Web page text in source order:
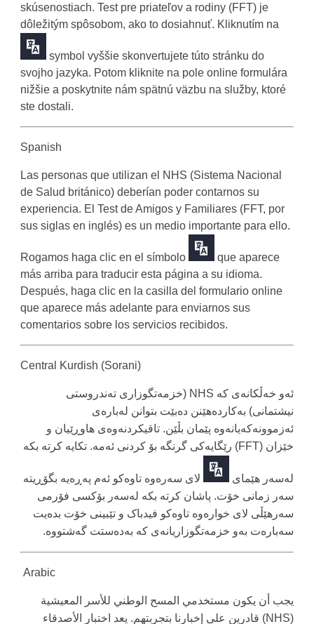
skúsenostiach. Test pre priateľov a rodiny (FFT) je
dôležitým spôsobom, ako to dosiahnuť. Kliknutím na
symbol vyššie skonvertujete túto stránku do
svojho jazyka. Potom kliknite na pole online formulára
nižšie a poskytnite nám spätnú väzbu na služby, ktoré
ste dostali.
Spanish
Las personas que utilizan el NHS (Sistema Nacional
de Salud británico) deberían poder contarnos su
experiencia. El Test de Amigos y Familiares (FFT, por
sus siglas en inglés) es un medio importante para ello.
Rogamos haga clic en el símbolo
que aparece
más arriba para traducir esta página a su idioma.
Después, haga clic en la casilla del formulario online
que aparece más adelante para enviarnos sus
comentarios sobre los servicios recibidos.
Central Kurdish (Sorani)
ئەو خەڵکانەی کە NHS (
خزمەتگوزاری تەندروستی
نیشتمانی) بەکاردەهێنن دەبێت بتوانن لەبارەی
ئەزموونەکەیانەوە پێمان بڵێن. تاقیکردنەوەی هاوڕێیان و
خێزان (FFT) رێگایەکی گرنگە بۆ کردنی ئەمە. تکایە کرتە بکە
لەسەر هێمای
لای سەرەوە تاوەکو ئەم پەڕەیە بگۆڕیتە
سەر زمانی خۆت. پاشان کرتە بکە لەسەر بۆکسی فۆرمی
سەرهێڵی لای خوارەوە تاوەکو فیدباک و تێبینی خۆت بدەیت
سەبارەت بەو خزمەتگوزاریانەی کە بەدەستت گەشتووە.
Arabic
يجب أن يكون مستخدمي المسح الوطني للأسر المعيشية
(NHS)
قادرين على إخبارنا بتجربتهم. يعد اختبار الأصدقاء